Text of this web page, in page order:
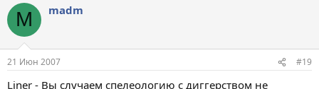
M madm
21 Июн 2007 #19
Liner - Вы случаем спелеологию с диггерством не